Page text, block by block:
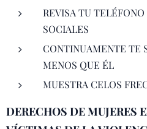
REVISA TU
SOCIALES
CONTINUAMENTE TE
MENOS QUE ÉL
MUESTRA CELOS
DERECHOS DE MUJERES